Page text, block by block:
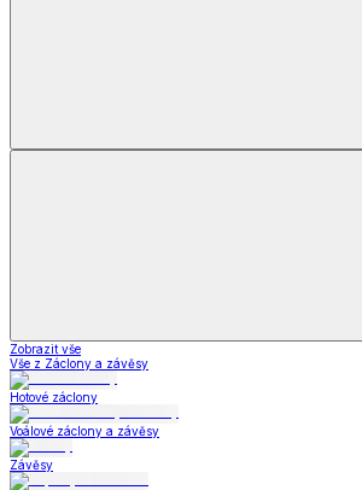
Zobrazit vše
Vše z Záclony a závěsy
Hotové záclony
Voálové záclony a závěsy
Závěsy